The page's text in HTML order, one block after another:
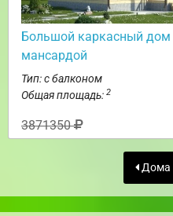
Большой каркасный дом
мансардой
Тип: с балконом
Общая площадь: 2
3871350
Дома